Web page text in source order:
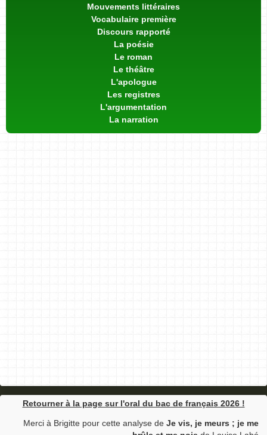
Mouvements littéraires
Vocabulaire première
Discours rapporté
La poésie
Le roman
Le théâtre
L'apologue
Les registres
L'argumentation
La narration
Retourner à la page sur l'oral du bac de français 2026 !
Merci à Brigitte pour cette analyse de Je vis, je meurs ; je me